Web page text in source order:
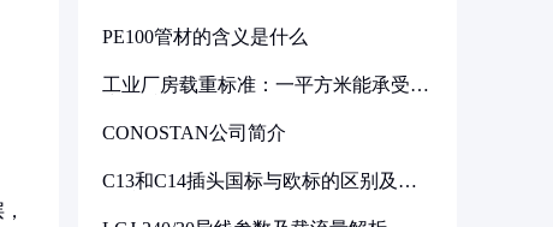
PE100管材的含义是什么
工业厂房载重标准：一平方米能承受多
CONOSTAN公司简介
C13和C14插头国标与欧标的区别及其